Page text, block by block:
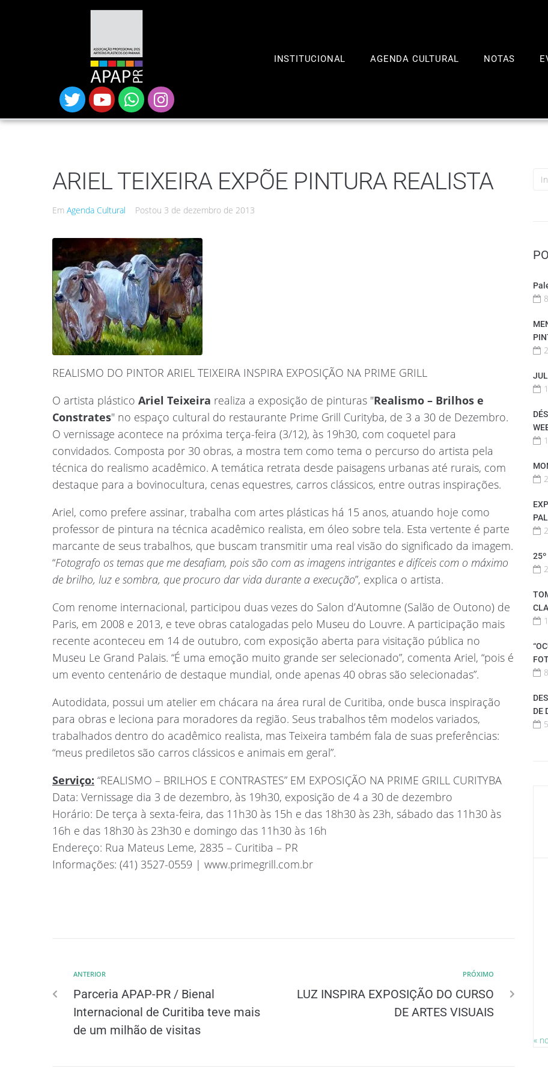
INSTITUCIONAL AGENDA CULTURAL NOTAS
ARIEL TEIXEIRA EXPÕE PINTURA REALISTA
Em Agenda Cultural Postou 3 de dezembro de 2013
REALISMO DO PINTOR ARIEL TEIXEIRA INSPIRA EXPOSIÇÃO NA PRIME GRILL
O artista plástico Ariel Teixeira realiza a exposição de pinturas "Realismo – Brilhos e
Constrates" no espaço cultural do restaurante Prime Grill Curityba, de 3 a 30 de Dezembro.
O vernissage acontece na próxima terça-feira (3/12), às 19h30, com coquetel para
convidados. Composta por 30 obras, a mostra tem como tema o percurso do artista pela
técnica do realismo acadêmico. A temática retrata desde paisagens urbanas até rurais, com
destaque para a bovinocultura, cenas equestres, carros clássicos, entre outras inspirações.
Ariel, como prefere assinar, trabalha com artes plásticas há 15 anos, atuando hoje como
professor de pintura na técnica acadêmico realista, em óleo sobre tela. Esta vertente é parte
marcante de seus trabalhos, que buscam transmitir uma real visão do significado da imagem.
“Fotografo os temas que me desafiam, pois são com as imagens intrigantes e difíceis com o máximo
de brilho, luz e sombra, que procuro dar vida durante a execução”, explica o artista.
Com renome internacional, participou duas vezes do Salon d’Automne (Salão de Outono) de
Paris, em 2008 e 2013, e teve obras catalogadas pelo Museu do Louvre. A participação mais
recente aconteceu em 14 de outubro, com exposição aberta para visitação pública no
Museu Le Grand Palais. “É uma emoção muito grande ser selecionado”, comenta Ariel, “pois é
um evento centenário de destaque mundial, onde apenas 40 obras são selecionadas”.
Autodidata, possui um atelier em chácara na área rural de Curitiba, onde busca inspiração
para obras e leciona para moradores da região. Seus trabalhos têm modelos variados,
trabalhados dentro do acadêmico realista, mas Teixeira também fala de suas preferências:
“meus prediletos são carros clássicos e animais em geral”.
Serviço: “REALISMO – BRILHOS E CONTRASTES” EM EXPOSIÇÃO NA PRIME GRILL CURITYBA
Data: Vernissage dia 3 de dezembro, às 19h30, exposição de 4 a 30 de dezembro
Horário: De terça à sexta-feira, das 11h30 às 15h e das 18h30 às 23h, sábado das 11h30 às
16h e das 18h30 às 23h30 e domingo das 11h30 às 16h
Endereço: Rua Mateus Leme, 2835 – Curitiba – PR
Informações: (41) 3527-0559 | www.primegrill.com.br
ANTERIOR
Parceria APAP-PR / Bienal
Internacional de Curitiba teve mais
de um milhão de visitas
PRÓXIMO
LUZ INSPIRA EXPOSIÇÃO DO CURSO
DE ARTES VISUAIS
25º
DE
«